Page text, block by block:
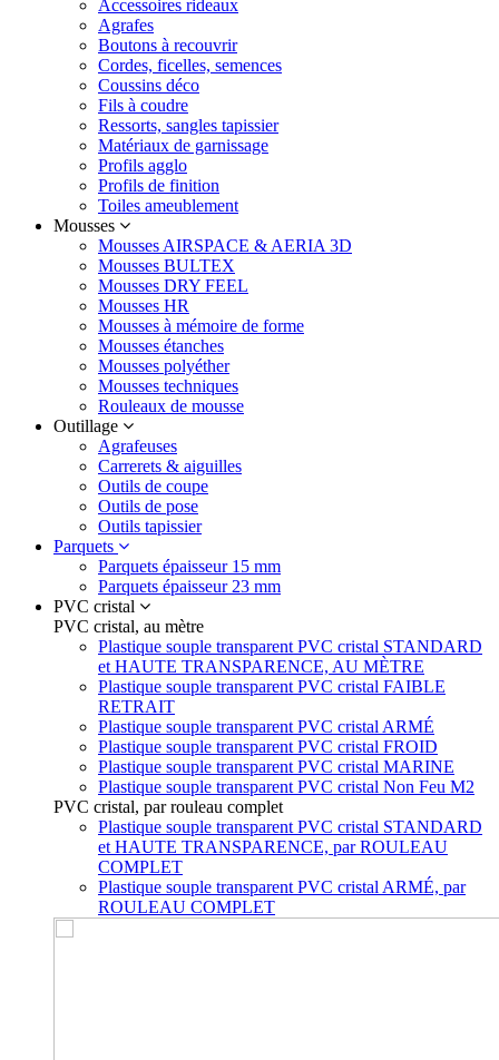
Accessoires rideaux
Agrafes
Boutons à recouvrir
Cordes, ficelles, semences
Coussins déco
Fils à coudre
Ressorts, sangles tapissier
Matériaux de garnissage
Profils agglo
Profils de finition
Toiles ameublement
Mousses
Mousses AIRSPACE & AERIA 3D
Mousses BULTEX
Mousses DRY FEEL
Mousses HR
Mousses à mémoire de forme
Mousses étanches
Mousses polyéther
Mousses techniques
Rouleaux de mousse
Outillage
Agrafeuses
Carrerets & aiguilles
Outils de coupe
Outils de pose
Outils tapissier
Parquets
Parquets épaisseur 15 mm
Parquets épaisseur 23 mm
PVC cristal
PVC cristal, au mètre
Plastique souple transparent PVC cristal STANDARD
et HAUTE TRANSPARENCE, AU MÈTRE
Plastique souple transparent PVC cristal FAIBLE
RETRAIT
Plastique souple transparent PVC cristal ARMÉ
Plastique souple transparent PVC cristal FROID
Plastique souple transparent PVC cristal MARINE
Plastique souple transparent PVC cristal Non Feu M2
PVC cristal, par rouleau complet
Plastique souple transparent PVC cristal STANDARD
et HAUTE TRANSPARENCE, par ROULEAU
COMPLET
Plastique souple transparent PVC cristal ARMÉ, par
ROULEAU COMPLET